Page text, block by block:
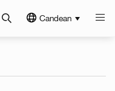
Candean